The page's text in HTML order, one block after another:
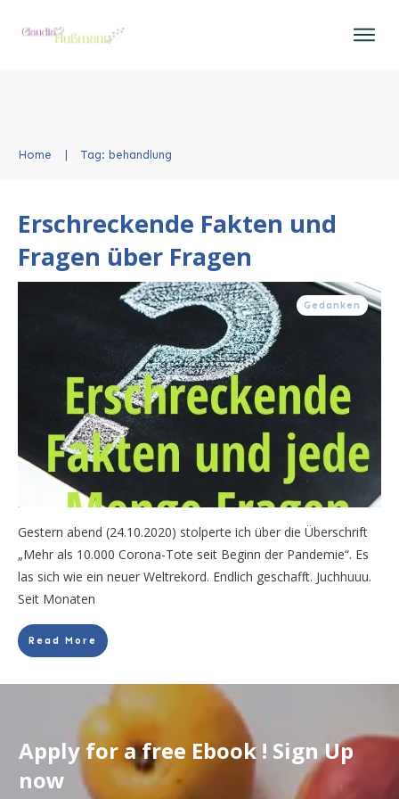
Home Tag: behandlung
Erschreckende Fakten und
Fragen über Fragen
Gedanken
Gestern abend (24.10.2020) stolperte ich über die Überschrift
„Mehr als 10.000 Corona-Tote seit Beginn der Pandemie“. Es
las sich wie ein neuer Weltrekord. Endlich geschafft. Juchhuuu.
Seit Monaten
Read More
Apply for a free Ebook ! Sign Up
now